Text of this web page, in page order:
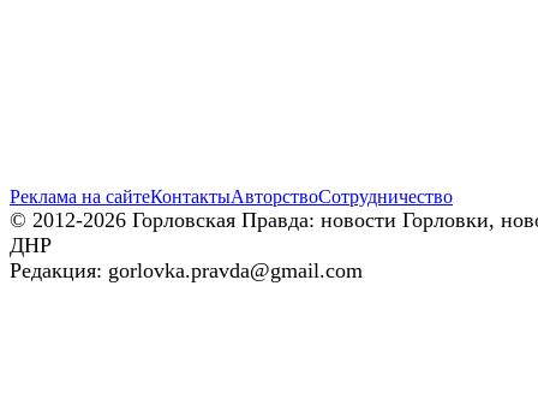
Реклама на сайтеКонтактыАвторствоСотрудничество
© 2012-2026 Горловская Правда: новости Горловки,
ДНР
Редакция: gorlovka.pravda@gmail.com